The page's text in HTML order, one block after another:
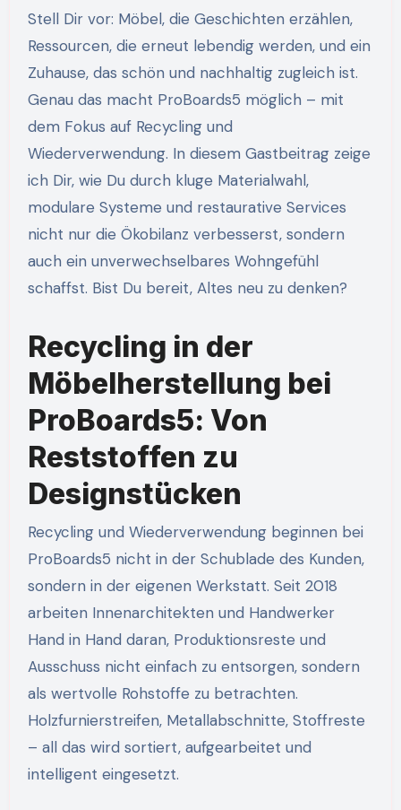
Stell Dir vor: Möbel, die Geschichten erzählen,
Ressourcen, die erneut lebendig werden, und ein
Zuhause, das schön und nachhaltig zugleich ist.
Genau das macht ProBoards5 möglich – mit
dem Fokus auf Recycling und
Wiederverwendung. In diesem Gastbeitrag zeige
ich Dir, wie Du durch kluge Materialwahl,
modulare Systeme und restaurative Services
nicht nur die Ökobilanz verbesserst, sondern
auch ein unverwechselbares Wohngefühl
schaffst. Bist Du bereit, Altes neu zu denken?
Recycling in der
Möbelherstellung bei
ProBoards5: Von
Reststoffen zu
Designstücken
Recycling und Wiederverwendung beginnen bei
ProBoards5 nicht in der Schublade des Kunden,
sondern in der eigenen Werkstatt. Seit 2018
arbeiten Innenarchitekten und Handwerker
Hand in Hand daran, Produktionsreste und
Ausschuss nicht einfach zu entsorgen, sondern
als wertvolle Rohstoffe zu betrachten.
Holzfurnierstreifen, Metallabschnitte, Stoffreste
– all das wird sortiert, aufgearbeitet und
intelligent eingesetzt.